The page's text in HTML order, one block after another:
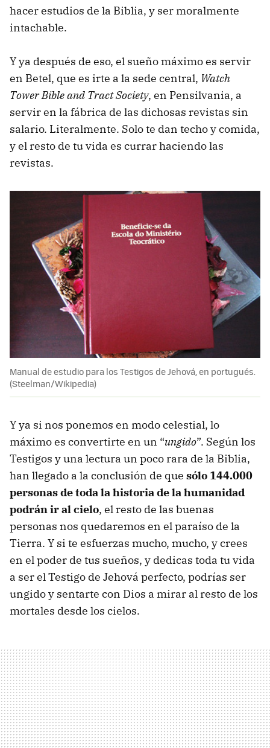
hacer estudios de la Biblia, y ser moralmente
intachable.
Y ya después de eso, el sueño máximo es servir
en Betel, que es irte a la sede central, Watch
Tower Bible and Tract Society, en Pensilvania, a
servir en la fábrica de las dichosas revistas sin
salario. Literalmente. Solo te dan techo y comida,
y el resto de tu vida es currar haciendo las
revistas.
Manual de estudio para los Testigos de Jehová, en portugués.
(Steelman/Wikipedia)
Y ya si nos ponemos en modo celestial, lo
máximo es convertirte en un “ungido”. Según los
Testigos y una lectura un poco rara de la Biblia,
han llegado a la conclusión de que sólo 144.000
personas de toda la historia de la humanidad
podrán ir al cielo, el resto de las buenas
personas nos quedaremos en el paraíso de la
Tierra. Y si te esfuerzas mucho, mucho, y crees
en el poder de tus sueños, y dedicas toda tu vida
a ser el Testigo de Jehová perfecto, podrías ser
ungido y sentarte con Dios a mirar al resto de los
mortales desde los cielos.